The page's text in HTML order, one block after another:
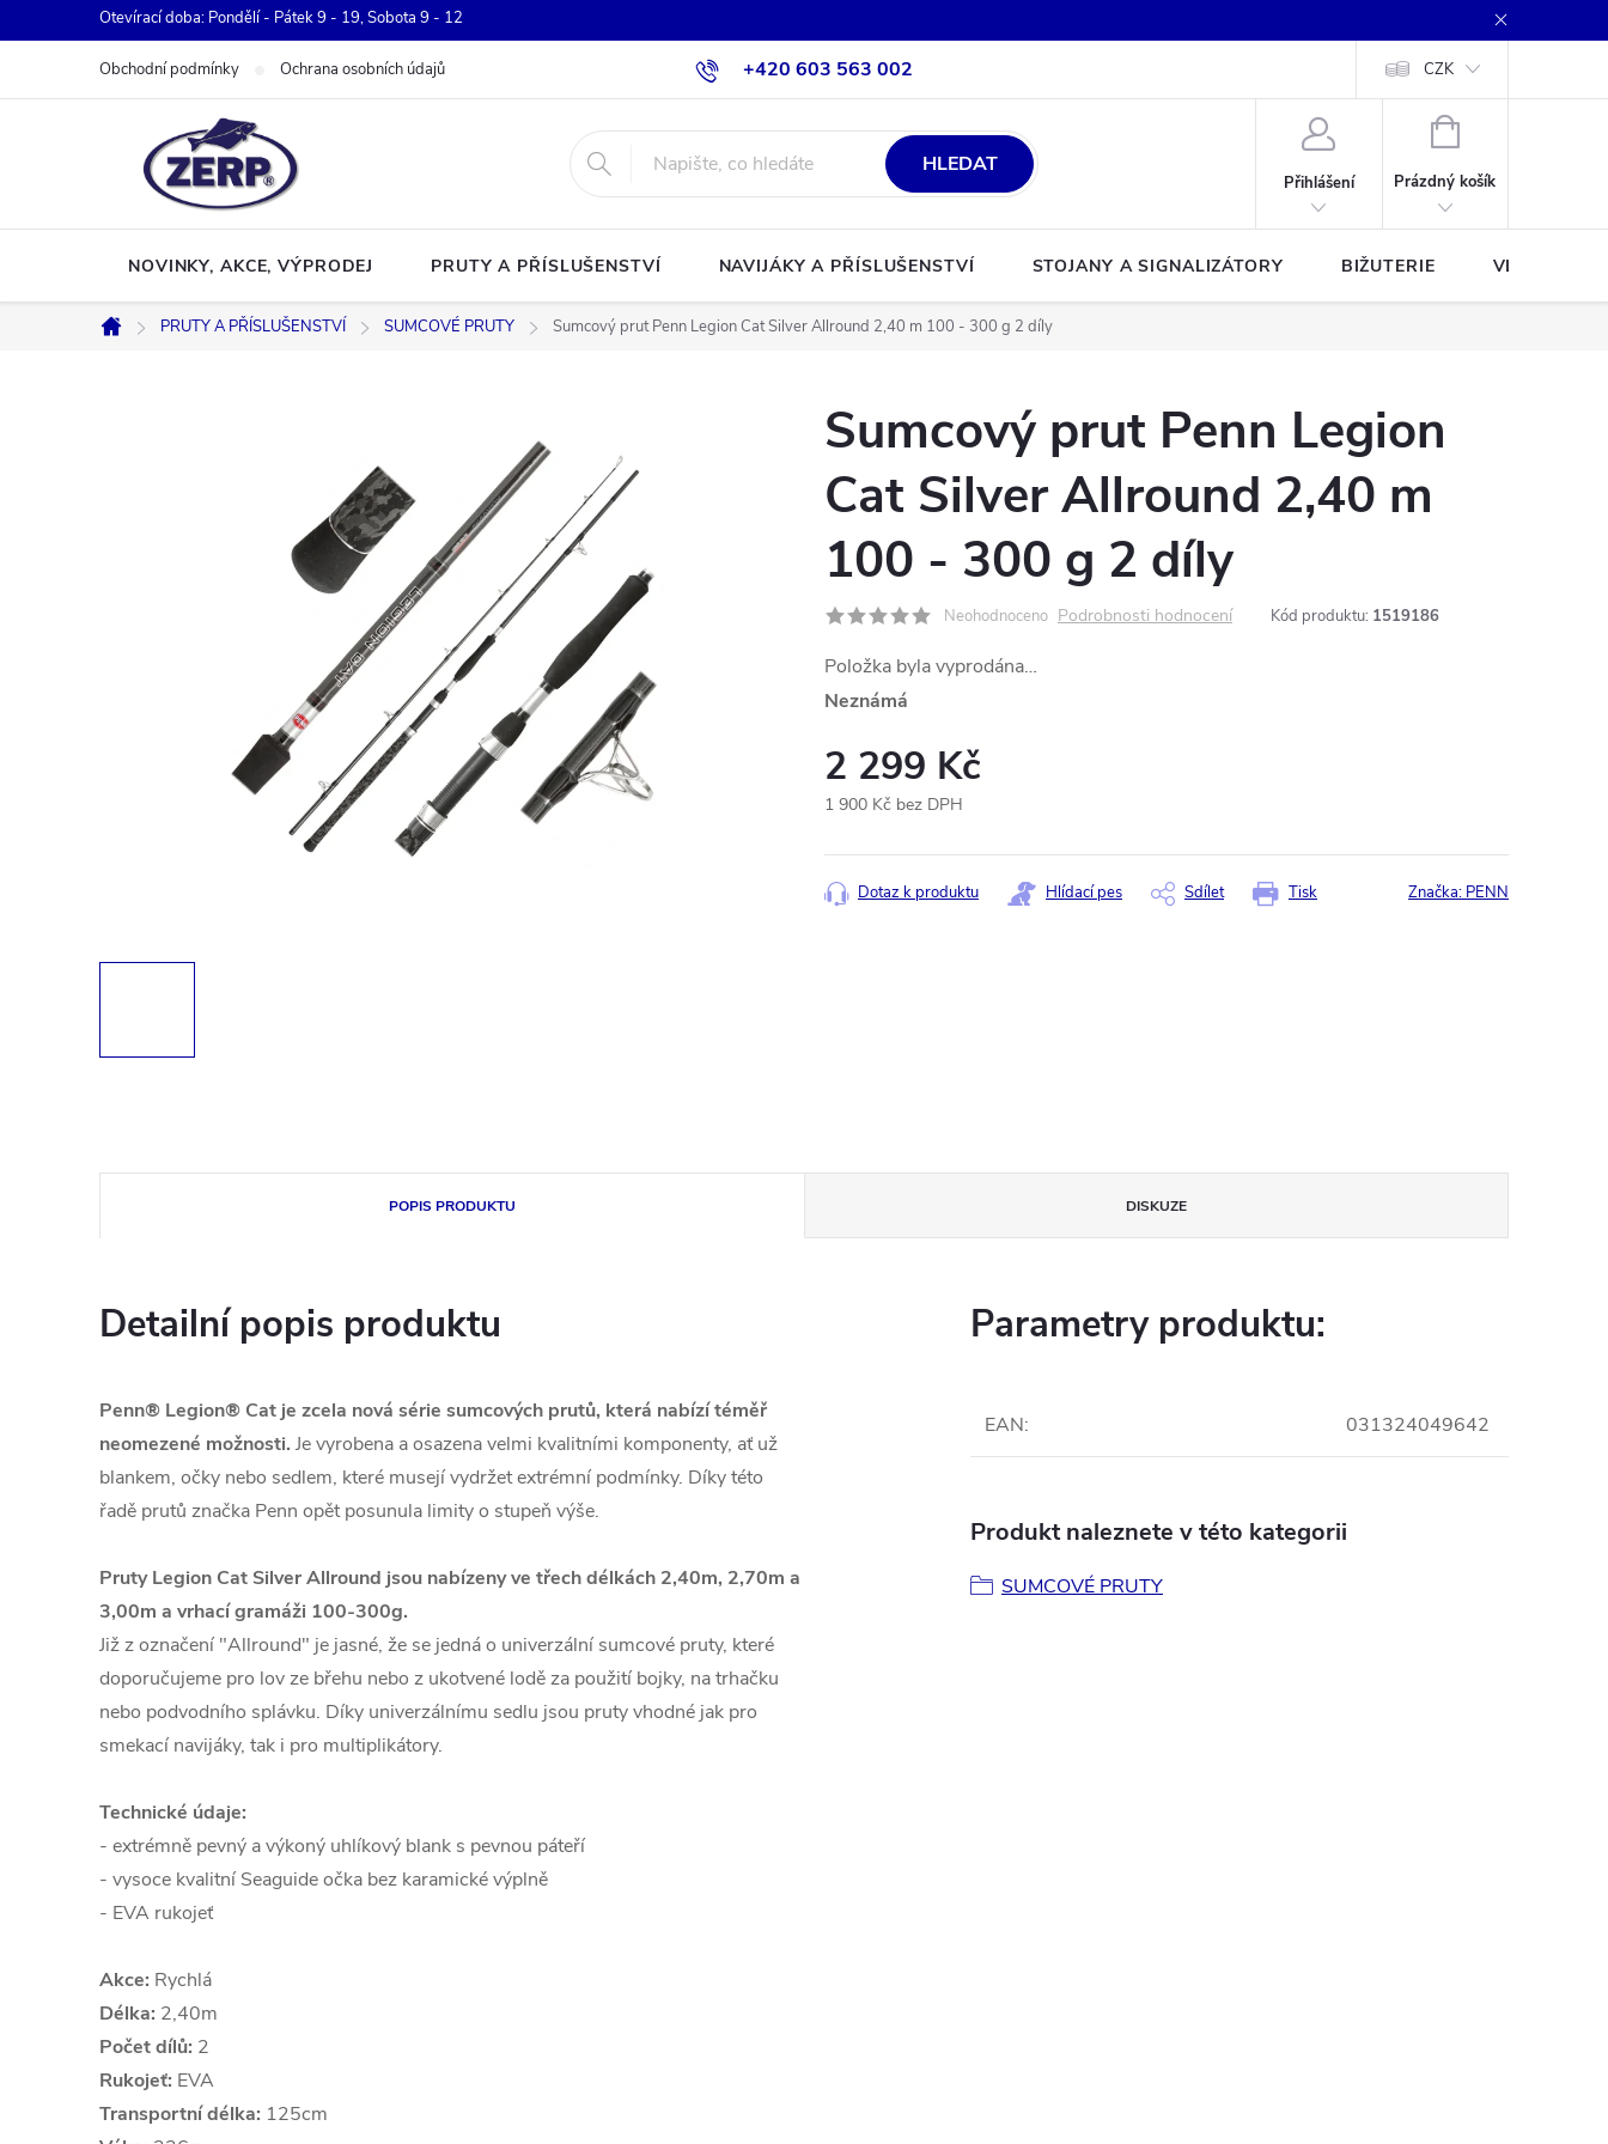
na
Otevírací doba: Pondělí - Pátek 9 - 19, Sobota 9 - 12
+420 603 563 002
Obchodní podmínky Ochrana osobních údajů CZK
HLEDAT
Přihlášení
NÁKUPNÍ
Prázdný košík
NOVINKY, AKCE, VÝPRODEJ PRUTY A PŘÍSLUŠENSTVÍ NAVIJÁKY A PŘÍSLUŠENSTVÍ STOJANY A SIGNALIZÁTORY BIŽUTERIE VLASCE A
Domů
PRUTY A PŘÍSLUŠENSTVÍ SUMCOVÉ PRUTY Sumcový prut Penn Legion Cat Silver Allround 2,40 m 100 - 300 g 2 díly
Sumcový prut Penn Legion
Cat Silver Allround 2,40 m
100 - 300 g 2 díly
Neohodnoceno Podrobnosti hodnocení Kód produktu: 1519186
Položka byla vyprodána…
Neznámá
2 299 Kč
1 900 Kč bez DPH
cena:
Tisk
Dotaz k produktu Hlídací pes Sdílet Značka: PENN
POPIS PRODUKTU DISKUZE
Detailní popis produktu
Penn® Legion® Cat je zcela nová série sumcových prutů, která nabízí téměř
neomezené možnosti. Je vyrobena a osazena velmi kvalitními komponenty, ať už
blankem, očky nebo sedlem, které musejí vydržet extrémní podmínky. Díky této
řadě prutů značka Penn opět posunula limity o stupeň výše.
Pruty Legion Cat Silver Allround jsou nabízeny ve třech délkách 2,40m, 2,70m a
3,00m a vrhací gramáži 100-300g.
Již z označení "Allround" je jasné, že se jedná o univerzální sumcové pruty, které
doporučujeme pro lov ze břehu nebo z ukotvené lodě za použití bojky, na trhačku
nebo podvodního splávku. Díky univerzálnímu sedlu jsou pruty vhodné jak pro
smekací navijáky, tak i pro multiplikátory.
Technické údaje:
- extrémně pevný a výkoný uhlíkový blank s pevnou páteří
- vysoce kvalitní Seaguide očka bez karamické výplně
- EVA rukojeť
Akce: Rychlá
Délka: 2,40m
Počet dílů: 2
Rukojeť: EVA
Transportní délka: 125cm
Parametry produktu:
EAN: 031324049642
Produkt naleznete v této kategorii
SUMCOVÉ PRUTY